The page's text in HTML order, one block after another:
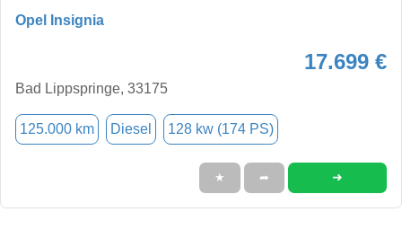
Opel Insignia
17.699 €
Bad Lippspringe, 33175
125.000 km Diesel 128 kw (174 PS)
★ ➦ ➜